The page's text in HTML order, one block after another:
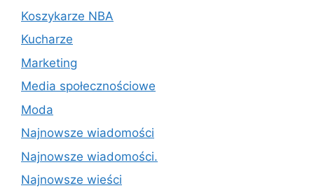
Koszykarze NBA
Kucharze
Marketing
Media społecznościowe
Moda
Najnowsze wiadomości
Najnowsze wiadomości.
Najnowsze wieści